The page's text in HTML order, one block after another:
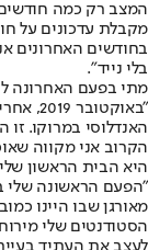
המצב רק כמה
מקבלת עדכונים על
בלי נייד".
מתי בפעם האחרונה
האנדלוסי במרוקו.
היא הבית הראשון
מאורגן שבו היינו
הסטודנטים שלי